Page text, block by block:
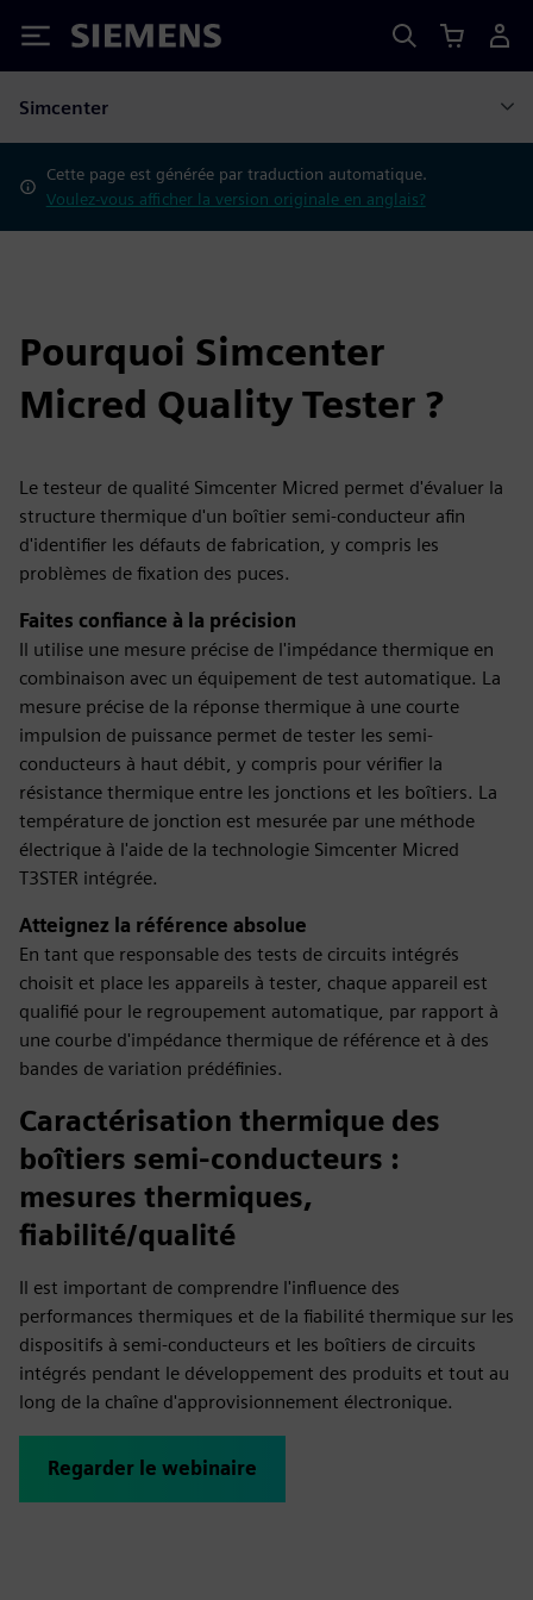
Siemens
Simcenter
Cette page est générée par traduction automatique.
Voulez-vous afficher la version originale en anglais?
Pourquoi Simcenter
Micred Quality Tester ?
Le testeur de qualité Simcenter Micred permet d'évaluer la
structure thermique d'un boîtier semi-conducteur afin
d'identifier les défauts de fabrication, y compris les
problèmes de fixation des puces.
Faites confiance à la précision
Il utilise une mesure précise de l'impédance thermique en
combinaison avec un équipement de test automatique. La
mesure précise de la réponse thermique à une courte
impulsion de puissance permet de tester les semi-
conducteurs à haut débit, y compris pour vérifier la
résistance thermique entre les jonctions et les boîtiers. La
température de jonction est mesurée par une méthode
électrique à l'aide de la technologie Simcenter Micred
T3STER intégrée.
Atteignez la référence absolue
En tant que responsable des tests de circuits intégrés
choisit et place les appareils à tester, chaque appareil est
qualifié pour le regroupement automatique, par rapport à
une courbe d'impédance thermique de référence et à des
bandes de variation prédéfinies.
Caractérisation thermique des
boîtiers semi-conducteurs :
mesures thermiques,
fiabilité/qualité
Il est important de comprendre l'influence des
performances thermiques et de la fiabilité thermique sur les
dispositifs à semi-conducteurs et les boîtiers de circuits
intégrés pendant le développement des produits et tout au
long de la chaîne d'approvisionnement électronique.
Regarder le webinaire